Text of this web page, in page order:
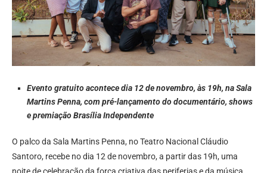
Evento gratuito acontece dia 12 de novembro, às 19h, na Sala
Martins Penna, com pré-lançamento do documentário, shows
e premiação Brasília Independente
O palco da Sala Martins Penna, no Teatro Nacional Cláudio
Santoro, recebe no dia 12 de novembro, a partir das 19h, uma